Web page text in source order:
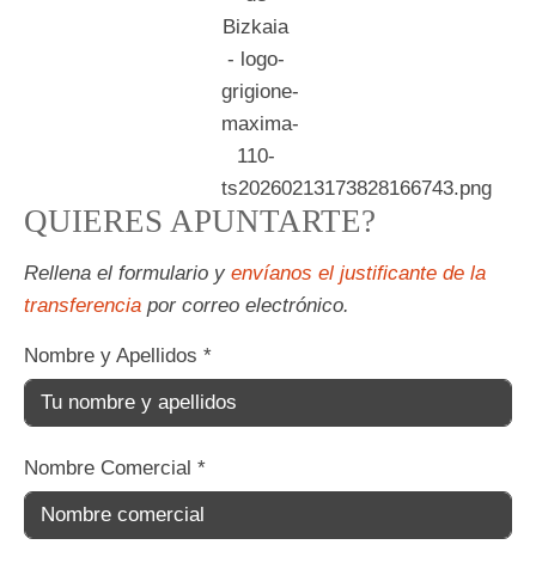
QUIERES APUNTARTE?
Rellena el formulario y envíanos el justificante de la
transferencia por correo electrónico.
Nombre y Apellidos *
Nombre Comercial *